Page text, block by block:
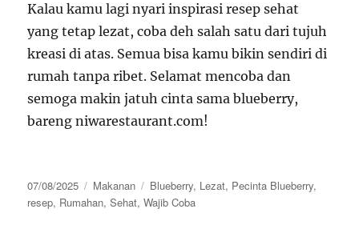
Kalau kamu lagi nyari inspirasi resep sehat
yang tetap lezat, coba deh salah satu dari tujuh
kreasi di atas. Semua bisa kamu bikin sendiri di
rumah tanpa ribet. Selamat mencoba dan
semoga makin jatuh cinta sama blueberry,
bareng niwarestaurant.com!
Posted
on
07/08/2025 Categories
Makanan Tags
Blueberry, Lezat, Pecinta Blueberry,
resep, Rumahan,Sehat,Wajib Coba